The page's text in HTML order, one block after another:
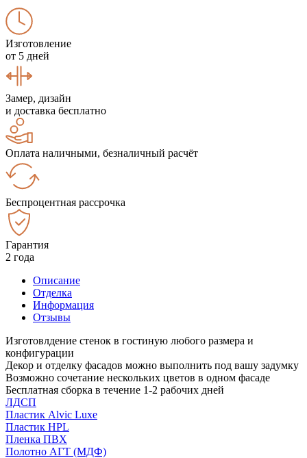
Изготовление
от 5 дней
Замер, дизайн
и доставка бесплатно
Оплата наличными, безналичный расчёт
Беспроцентная рассрочка
Гарантия
2 года
Описание
Отделка
Информация
Отзывы
Изготовлдение стенок в гостиную любого размера и
конфигурации
Декор и отделку фасадов можно выполнить под вашу задумку
Возможно сочетание нескольких цветов в одном фасаде
Бесплатная сборка в течение 1-2 рабочих дней
ЛДСП
Пластик Alvic Luxe
Пластик HPL
Пленка ПВХ
Полотно АГТ (МДФ)